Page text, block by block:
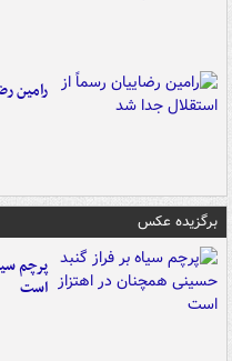
رامین
برگزیده عکس
پرچم
است